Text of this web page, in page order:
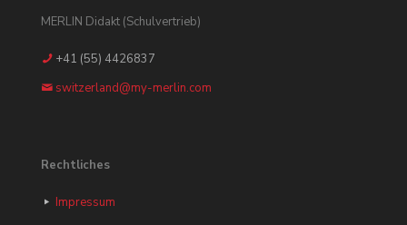
MERLIN Didakt (Schulvertrieb)
+41 (55) 4426837
switzerland@my-merlin.com
Rechtliches
Impressum